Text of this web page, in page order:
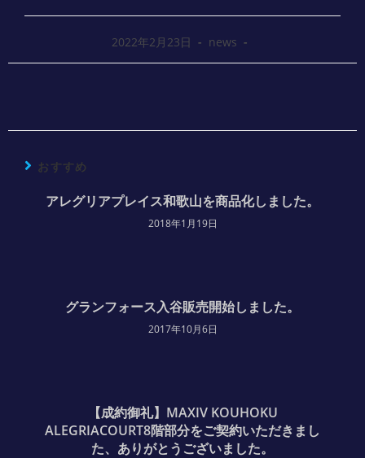
2022年2月23日 news
おすすめ
アレグリアプレイス和歌山を商品化しました。
2018年1月19日
グランフォース入谷販売開始しました。
2017年10月6日
【成約御礼】MAXIV KOUHOKU
ALEGRIACOURT8階部分をご契約いただきまし
た、ありがとうございました。